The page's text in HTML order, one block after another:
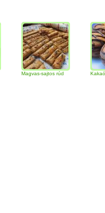
Magvas-sajtos rúd Kakaós néró